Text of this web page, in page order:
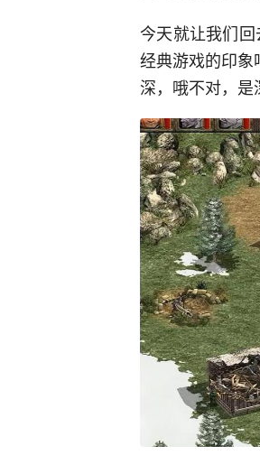
今天就让我们
经典游戏的印
深，哦不对，是